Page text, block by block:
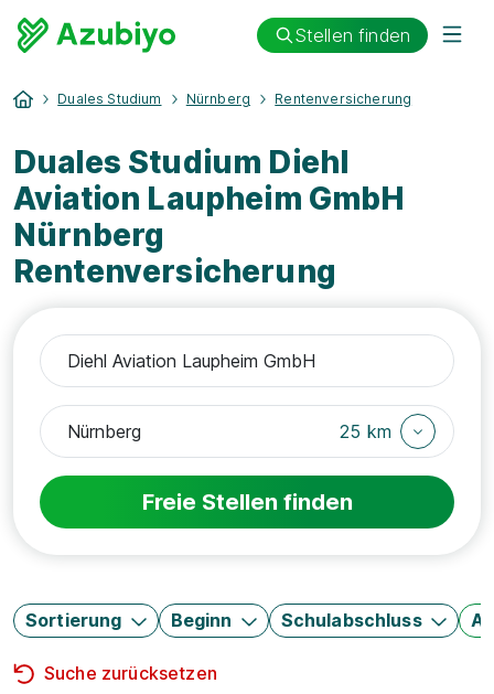
Stellen finden
Duales Studium Nürnberg Rentenversicherung
Duales Studium Diehl
Aviation Laupheim GmbH
Nürnberg
Rentenversicherung
25 km
Freie Stellen finden
Sortierung Beginn Schulabschluss
Suche zurücksetzen